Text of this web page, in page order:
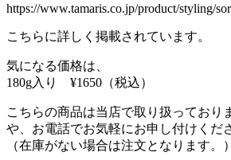
https://www.tamaris.co.jp/product/styling/
こちらに詳しく掲載されています。
気になる価格は、
180g入り ¥1650（税込）
こちらの商品は当店で取り扱っており
や、お電話でお気軽にお申し付けくだ
（在庫がない場合は注文となります。）